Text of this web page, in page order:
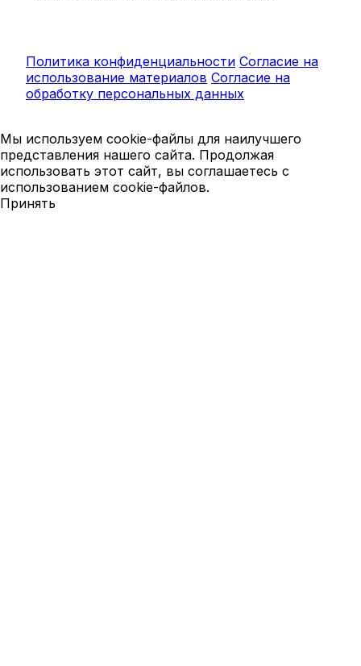
Политика конфиденциальности Согласие на
использование материалов Согласие на
обработку персональных данных
Мы используем cookie-файлы для наилучшего
представления нашего сайта. Продолжая
использовать этот сайт, вы соглашаетесь с
использованием cookie-файлов.
Принять